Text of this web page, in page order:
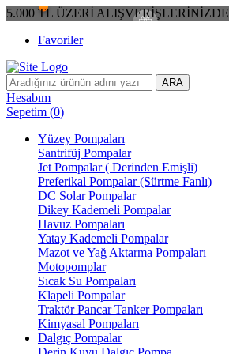
5.000 TL ÜZERİ ALIŞVERİŞLERİNİZDE
Favoriler
ARA
Hesabım
Sepetim (0)
Yüzey Pompaları
Santrifüj Pompalar
Jet Pompalar ( Derinden Emişli)
Preferikal Pompalar (Sürtme Fanlı)
DC Solar Pompalar
Dikey Kademeli Pompalar
Havuz Pompaları
Yatay Kademeli Pompalar
Mazot ve Yağ Aktarma Pompaları
Motopomplar
Sıcak Su Pompaları
Klapeli Pompalar
Traktör Pancar Tanker Pompaları
Kimyasal Pompaları
Dalgıç Pompalar